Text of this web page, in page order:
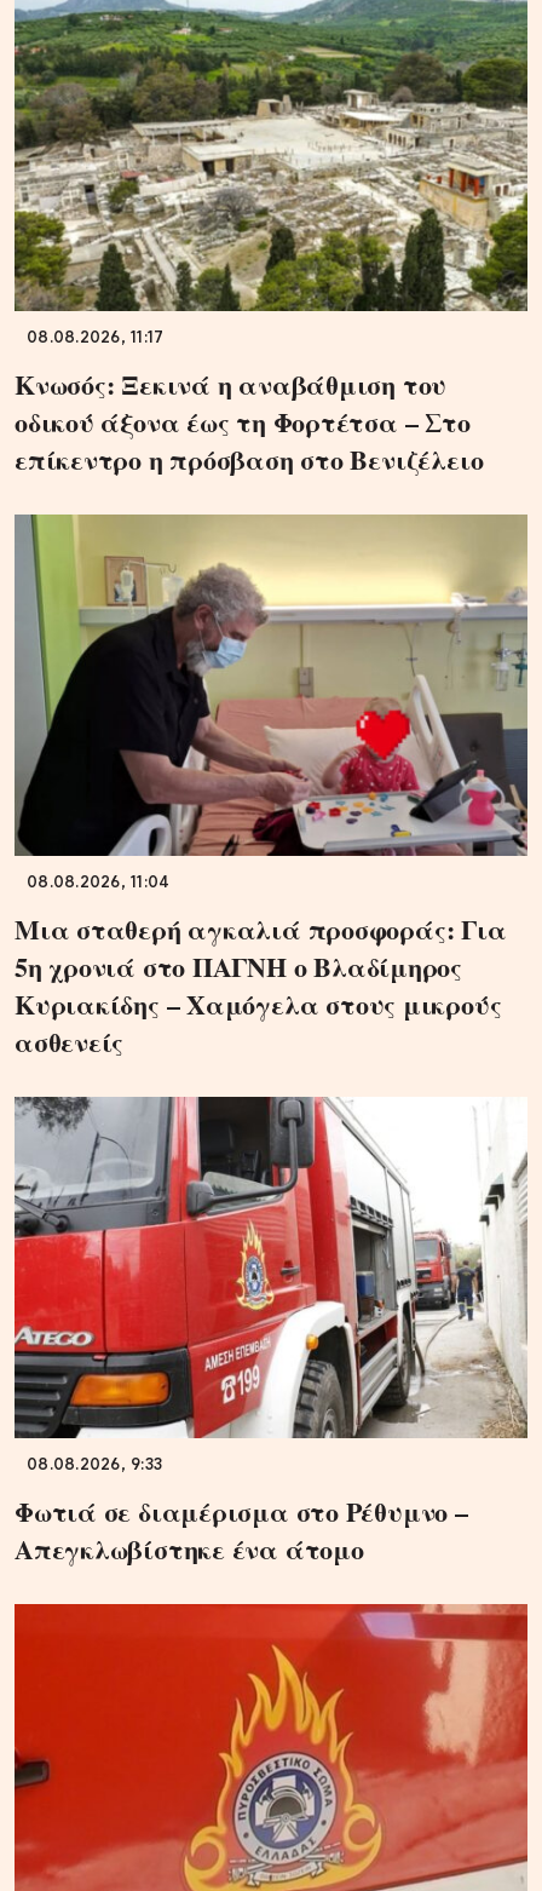
08.08.2026, 11:17
Κνωσός: Ξεκινά η αναβάθμιση του
οδικού άξονα έως τη Φορτέτσα – Στο
επίκεντρο η πρόσβαση στο Βενιζέλειο
08.08.2026, 11:04
Μια σταθερή αγκαλιά προσφοράς: Για
5η χρονιά στο ΠΑΓΝΗ ο Βλαδίμηρος
Κυριακίδης – Χαμόγελα στους μικρούς
ασθενείς
08.08.2026, 9:33
Φωτιά σε διαμέρισμα στο Ρέθυμνο –
Απεγκλωβίστηκε ένα άτομο